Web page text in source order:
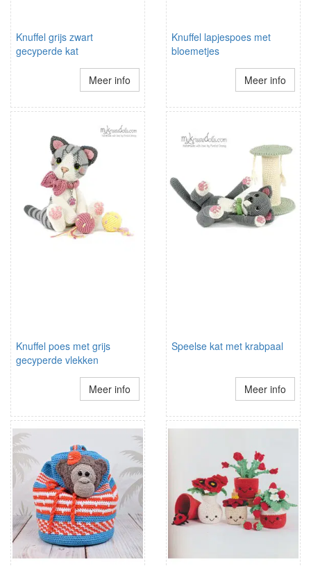
Knuffel grijs zwart
gecyperde kat
Meer info
Knuffel lapjespoes met
bloemetjes
Meer info
Knuffel poes met grijs
gecyperde vlekken
Meer info
Speelse kat met krabpaal
Meer info